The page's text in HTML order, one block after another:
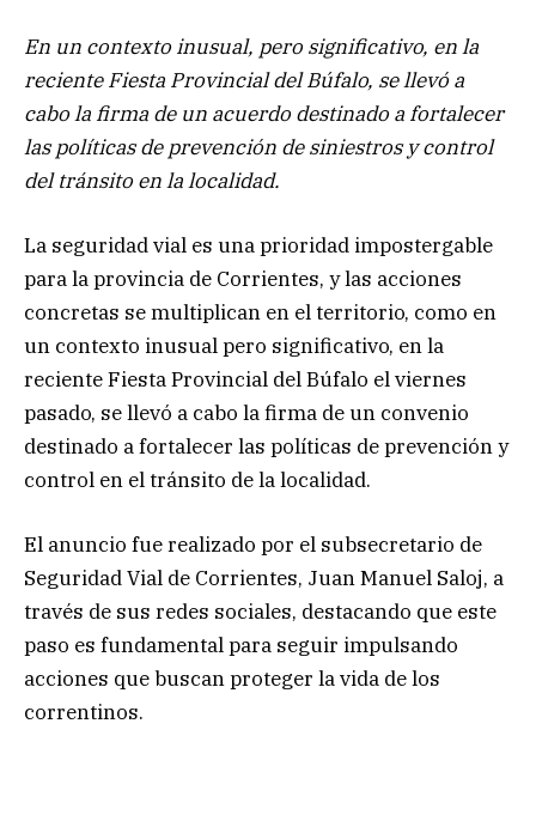
En un contexto inusual, pero significativo, en la
reciente Fiesta Provincial del Búfalo, se llevó a
cabo la firma de un acuerdo destinado a fortalecer
las políticas de prevención de siniestros y control
del tránsito en la localidad.
La seguridad vial es una prioridad impostergable
para la provincia de Corrientes, y las acciones
concretas se multiplican en el territorio, como en
un contexto inusual pero significativo, en la
reciente Fiesta Provincial del Búfalo el viernes
pasado, se llevó a cabo la firma de un convenio
destinado a fortalecer las políticas de prevención y
control en el tránsito de la localidad.
El anuncio fue realizado por el subsecretario de
Seguridad Vial de Corrientes, Juan Manuel Saloj, a
través de sus redes sociales, destacando que este
paso es fundamental para seguir impulsando
acciones que buscan proteger la vida de los
correntinos.